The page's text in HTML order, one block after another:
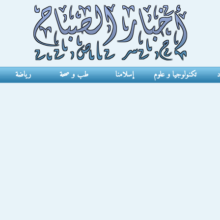
تكنولوجيا و علوم إسلامنا طب و صحة رياضة